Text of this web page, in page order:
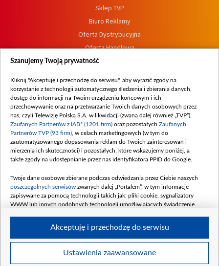
Sklep TVP
Biuro Reklamy
Oferta Dystrybucyjna
Oferta Handlowa
Dostępność
Procedura zgłoszeń wewnętrznych
Szanujemy Twoją prywatność
Kliknij "Akceptuję i przechodzę do serwisu", aby wyrazić zgody na
korzystanie z technologii automatycznego śledzenia i zbierania danych,
dostęp do informacji na Twoim urządzeniu końcowym i ich
przechowywanie oraz na przetwarzanie Twoich danych osobowych przez
nas, czyli Telewizję Polską S.A. w likwidacji (zwaną dalej również „TVP”),
Zaufanych Partnerów z IAB* (1201 firm) oraz pozostałych Zaufanych
Partnerów TVP (93 firm) , w celach marketingowych (w tym do
zautomatyzowanego dopasowania reklam do Twoich zainteresowań i
mierzenia ich skuteczności) i pozostałych, które wskazujemy poniżej, a
także zgody na udostępnianie przez nas identyfikatora PPID do Google.
Twoje dane osobowe zbierane podczas odwiedzania przez Ciebie naszych
poszczególnych serwisów zwanych dalej „Portalem”, w tym informacje
zapisywane za pomocą technologii takich jak: pliki cookie, sygnalizatory
WWW lub innych podobnych technologii umożliwiających świadczenie
Twoje dane osobowe zbierane podczas odwiedzania przez Ciebie
Ustawienia zaawansowane
Akceptuję i przechodzę do serwisu